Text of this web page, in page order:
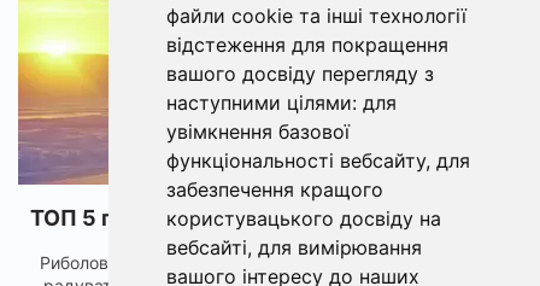
файли cookie та інші технології
відстеження для покращення
вашого досвіду перегляду з
наступними цілями: для
увімкнення базової
функціональності вебсайту, для
забезпечення кращого
користувацького досвіду на
вебсайті, для вимірювання
вашого інтересу до наших
ТОП 5 подарунків для рибака у Серпні 2023
Риболовний сезон в самому розпалі, а разом з ним час